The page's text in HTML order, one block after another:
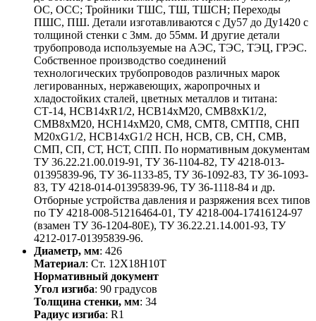
ОС, ОСС; Тройники ТШС, ТШ, ТШСН; Переходы
ПШС, ПШ. Детали изготавливаются с Ду57 до Ду1420 с
толщиной стенки с 3мм. до 55мм. И другие детали
трубопровода используемые на АЭС, ТЭС, ТЭЦ, ГРЭС.
Собственное производство соединений
технологических трубопроводов различных марок
легированных, нержавеющих, жаропрочных и
хладостойких сталей, цветных металлов и титана:
СТ-14, НСВ14хR1/2, НСВ14хМ20, СМВ8хК1/2,
СМВ8хМ20, НСН14хМ20, СМ8, СМТ8, СМТП8, СНП
М20хG1/2, НСВ14хG1/2 НСН, НСВ, СВ, СН, СМВ,
СМП, СП, СТ, НСТ, СПП. По нормативным документам
ТУ 36.22.21.00.019-91, ТУ 36-1104-82, ТУ 4218-013-
01395839-96, ТУ 36-1133-85, ТУ 36-1092-83, ТУ 36-1093-
83, ТУ 4218-014-01395839-96, ТУ 36-1118-84 и др.
Отборные устройства давления и разряжения всех типов
по ТУ 4218-008-51216464-01, ТУ 4218-004-17416124-97
(взамен ТУ 36-1204-80Е), ТУ 36.22.21.14.001-93, ТУ
4212-017-01395839-96.
Диаметр, мм: 426
Материал: Ст. 12Х18Н10Т
Нормативный документ
Угол изгиба: 90 градусов
Толщина стенки, мм: 34
Радиус изгиба: R1